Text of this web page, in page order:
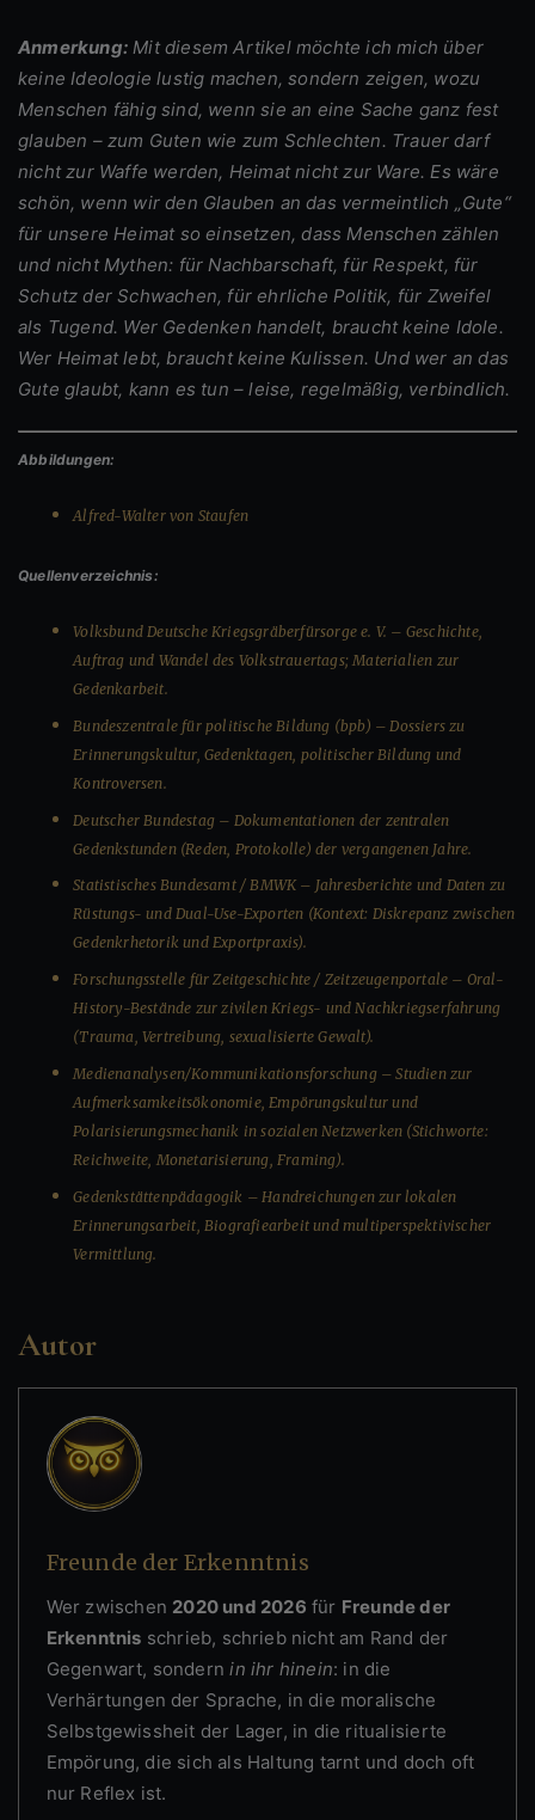
Anmerkung: Mit diesem Artikel möchte ich mich über
keine Ideologie lustig machen, sondern zeigen, wozu
Menschen fähig sind, wenn sie an eine Sache ganz fest
glauben – zum Guten wie zum Schlechten. Trauer darf
nicht zur Waffe werden, Heimat nicht zur Ware. Es wäre
schön, wenn wir den Glauben an das vermeintlich „Gute“
für unsere Heimat so einsetzen, dass Menschen zählen
und nicht Mythen: für Nachbarschaft, für Respekt, für
Schutz der Schwachen, für ehrliche Politik, für Zweifel
als Tugend. Wer Gedenken handelt, braucht keine Idole.
Wer Heimat lebt, braucht keine Kulissen. Und wer an das
Gute glaubt, kann es tun – leise, regelmäßig, verbindlich.
Abbildungen:
Alfred-Walter von Staufen
Quellenverzeichnis:
Volksbund Deutsche Kriegsgräberfürsorge e. V. – Geschichte,
Auftrag und Wandel des Volkstrauertags; Materialien zur
Gedenkarbeit.
Bundeszentrale für politische Bildung (bpb) – Dossiers zu
Erinnerungskultur, Gedenktagen, politischer Bildung und
Kontroversen.
Deutscher Bundestag – Dokumentationen der zentralen
Gedenkstunden (Reden, Protokolle) der vergangenen Jahre.
Statistisches Bundesamt / BMWK – Jahresberichte und Daten zu
Rüstungs- und Dual-Use-Exporten (Kontext: Diskrepanz zwischen
Gedenkrhetorik und Exportpraxis).
Forschungsstelle für Zeitgeschichte / Zeitzeugenportale – Oral-
History-Bestände zur zivilen Kriegs- und Nachkriegserfahrung
(Trauma, Vertreibung, sexualisierte Gewalt).
Medienanalysen/Kommunikationsforschung – Studien zur
Aufmerksamkeitsökonomie, Empörungskultur und
Polarisierungsmechanik in sozialen Netzwerken (Stichworte:
Reichweite, Monetarisierung, Framing).
Gedenkstättenpädagogik – Handreichungen zur lokalen
Erinnerungsarbeit, Biografiearbeit und multiperspektivischer
Vermittlung.
Autor
Freunde der Erkenntnis
Wer zwischen 2020 und 2026 für Freunde der
Erkenntnis schrieb, schrieb nicht am Rand der
Gegenwart, sondernin ihr hinein: in die
Verhärtungen der Sprache, in die moralische
Selbstgewissheit der Lager, in die ritualisierte
Empörung, die sich als Haltung tarnt und doch oft
nur Reflex ist.